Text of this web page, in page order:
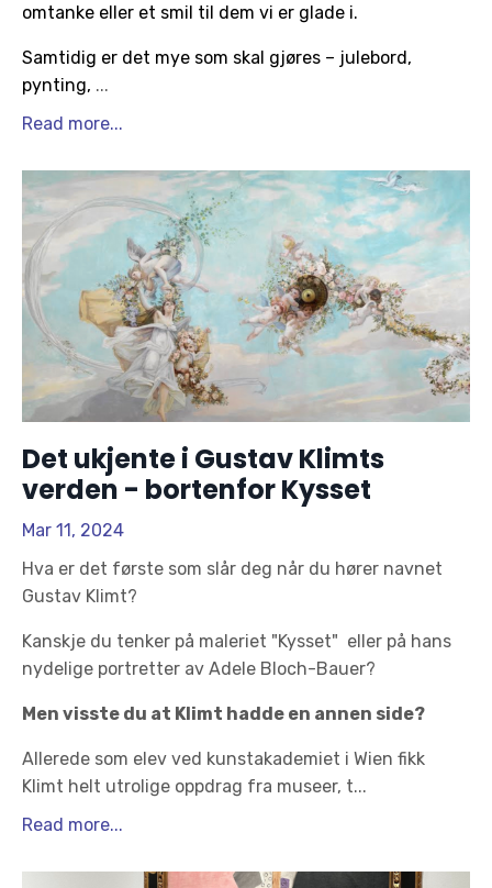
omtanke eller et smil til dem vi er glade i.
Samtidig er det mye som skal gjøres – julebord,
pynting, ...
Read more...
Det ukjente i Gustav Klimts
verden - bortenfor Kysset
Mar 11, 2024
Hva er det første som slår deg når du hører navnet
Gustav Klimt?
Kanskje du tenker på maleriet "Kysset" eller på hans
nydelige portretter av Adele Bloch-Bauer?
Men visste du at Klimt hadde en annen side?
Allerede som elev ved kunstakademiet i Wien fikk
Klimt helt utrolige oppdrag fra museer, t...
Read more...